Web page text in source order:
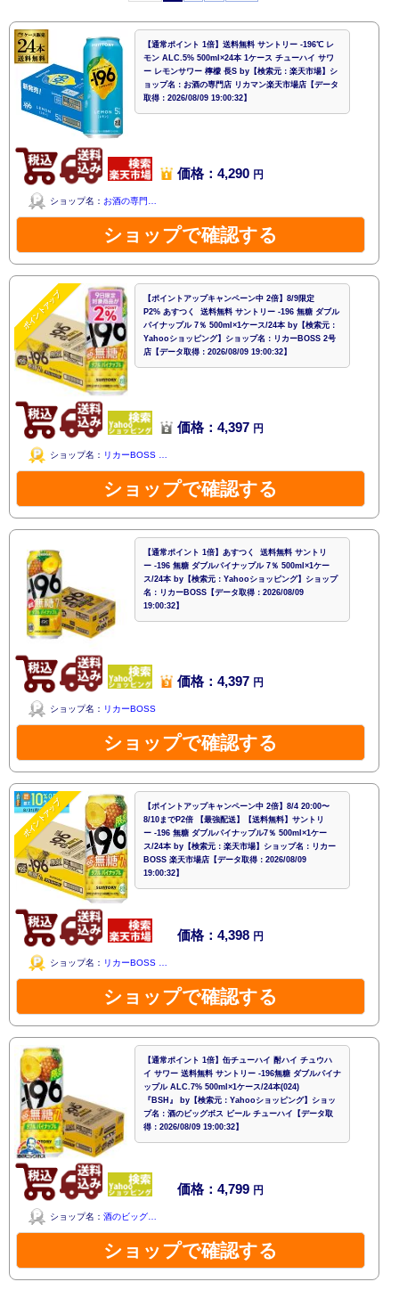
【通常ポイント 1倍】送料無料 サントリー -196℃ レ
モン ALC.5% 500ml×24本 1ケース チューハイ サワ
ー レモンサワー 檸檬 長S by【検索元：楽天市場】シ
ョップ名：お酒の専門店 リカマン楽天市場店【データ
取得：2026/08/09 19:00:32】
価格：4,290 円
ショップ名： お酒の専門…
ショップで確認する
ポイントアップ
【ポイントアップキャンペーン中 2倍】8/9限定
P2% あすつく 送料無料 サントリー -196 無糖 ダブル
パイナップル 7％ 500ml×1ケース/24本 by【検索元：
Yahooショッピング】ショップ名：リカーBOSS 2号
店【データ取得：2026/08/09 19:00:32】
価格：4,397 円
ショップ名： リカーBOSS …
ショップで確認する
【通常ポイント 1倍】あすつく 送料無料 サントリ
ー -196 無糖 ダブルパイナップル 7％ 500ml×1ケー
ス/24本 by【検索元：Yahooショッピング】ショップ
名：リカーBOSS【データ取得：2026/08/09
19:00:32】
価格：4,397 円
ショップ名： リカーBOSS
ショップで確認する
ポイントアップ
【ポイントアップキャンペーン中 2倍】8/4 20:00〜
8/10までP2倍 【最強配送】【送料無料】サントリ
ー -196 無糖 ダブルパイナップル7％ 500ml×1ケー
ス/24本 by【検索元：楽天市場】ショップ名：リカー
BOSS 楽天市場店【データ取得：2026/08/09
19:00:32】
価格：4,398 円
ショップ名： リカーBOSS …
ショップで確認する
【通常ポイント 1倍】缶チューハイ 酎ハイ チュウハ
イ サワー 送料無料 サントリー -196無糖 ダブルパイナ
ップル ALC.7% 500ml×1ケース/24本(024)
『BSH』 by【検索元：Yahooショッピング】ショッ
プ名：酒のビッグボス ビール チューハイ【データ取
得：2026/08/09 19:00:32】
価格：4,799 円
ショップ名： 酒のビッグ…
ショップで確認する